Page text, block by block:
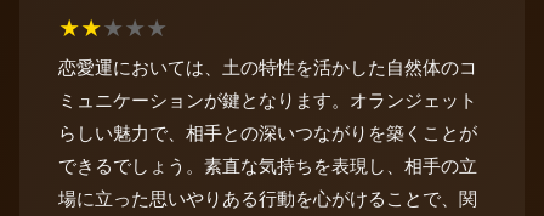
★★★★★
恋愛運においては、土の特性を活かした自然体のコ
ミュニケーションが鍵となります。オランジェット
らしい魅力で、相手との深いつながりを築くことが
できるでしょう。素直な気持ちを表現し、相手の立
場に立った思いやりある行動を心がけることで、関